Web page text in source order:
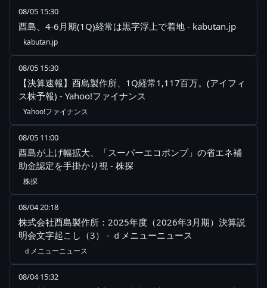
08/05 15:30
酉島、4-6月期(1Q)経常は黒字浮上で着地 - kabutan.jp
kabutan.jp
08/05 15:30
【決算速報】酉島製作所、1Q経常1,117百万。(アイフィ
ス株予報) - Yahoo!ファイナンス
Yahoo!ファイナンス
08/05 11:00
酉島が上げ幅拡大、「スーパーエコポンプ」の省エネ補
助金認定を手掛かり視 - 株探
株探
08/04 20:18
株式会社酉島製作所：2025年度（2026年3月期）決算説
明会文字起こし（3） - ｄメニューニュース
ｄメニューニュース
08/04 15:32